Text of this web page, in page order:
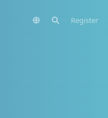
Register